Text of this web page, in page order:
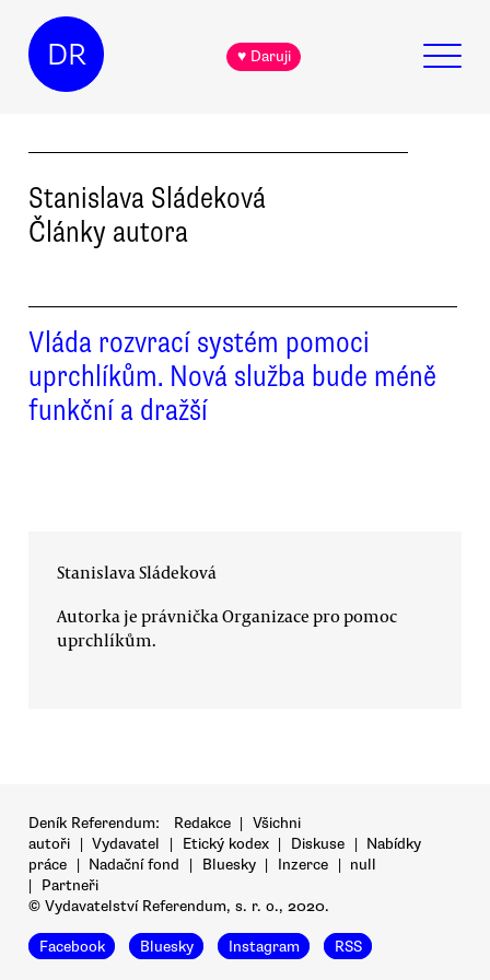
DR ♥ Daruji
Stanislava Sládeková
Články autora
Vláda rozvrací systém pomoci
uprchlíkům. Nová služba bude méně
funkční a dražší
Stanislava Sládeková
Autorka je právnička Organizace pro pomoc
uprchlíkům.
Deník Referendum: Redakce | Všichni
autoři | Vydavatel | Etický kodex | Diskuse | Nabídky
práce | Nadační fond | Bluesky | Inzerce | null
|
Partneři
© Vydavatelství Referendum, s. r. o., 2020.
Facebook Bluesky Instagram RSS